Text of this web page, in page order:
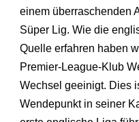
einem überraschenden
Süper Lig. Wie die
Quelle erfahren haben
Premier-League-Klub
Wechsel geeinigt. Dies
Wendepunkt in seiner